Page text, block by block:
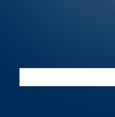
Search